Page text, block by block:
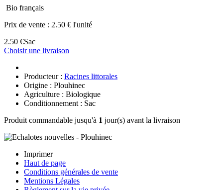
Bio français
Prix de vente : 2.50 € l'unité
2.50 €Sac
Choisir une livraison
Producteur : Racines littorales
Origine : Plouhinec
Agriculture : Biologique
Conditionnement : Sac
Produit commandable jusqu'à 1 jour(s) avant la livraison
Imprimer
Haut de page
Conditions générales de vente
Mentions Légales